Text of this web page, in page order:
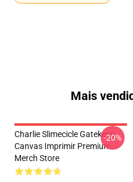
Mais
Charlie Slimecicle Gatekeep
Canvas Imprimir Premium
Merch Store
-20%